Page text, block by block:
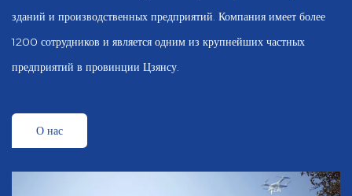
зданий и производственных предприятий. Компания имеет более
1200 сотрудников и является одним из крупнейших частных
предприятий в провинции Цзянсу.
О нас